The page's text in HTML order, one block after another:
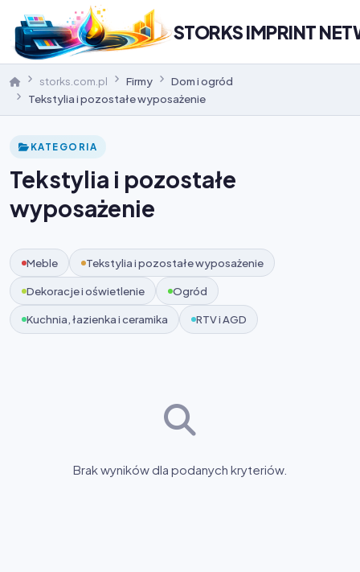
STORKS IMPRINT
storks.com.pl Firmy
Dom i ogród
Tekstylia i pozostałe wyposażenie
KATEGORIA
Tekstylia i pozostałe
wyposażenie
Meble Tekstylia i pozostałe wyposażenie
Dekoracje i oświetlenie Ogród
Kuchnia, łazienka i ceramika RTV i AGD
Brak wyników dla podanych kryteriów.